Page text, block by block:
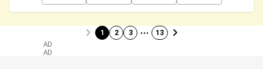
1 2 3 … 13
AD
AD